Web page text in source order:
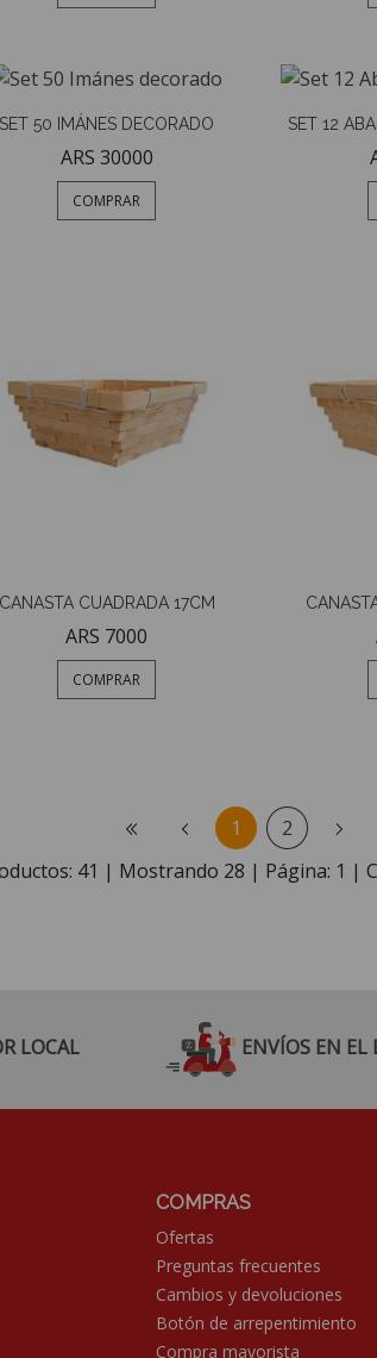
SET 50 IMÁNES DECORADO
ARS 30000
COMPRAR
SET 12
CANASTA CUADRADA 17CM
ARS 7000
COMPRAR
1
2
41 | Mostrando 28 | Página: 1 |
LOCAL ENVÍOS EN EL
COMPRAS
Ofertas
Preguntas frecuentes
Cambios y devoluciones
Botón de arrepentimiento
Compra mayorista